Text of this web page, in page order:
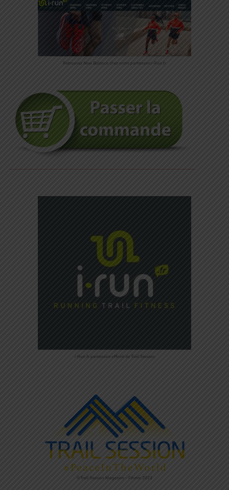
Retrouvez New Balance chez notre partenaire i-Run.fr
i-Run.fr partenaire officiel de Trail Session
©Trail Session Magazine – Février 2023